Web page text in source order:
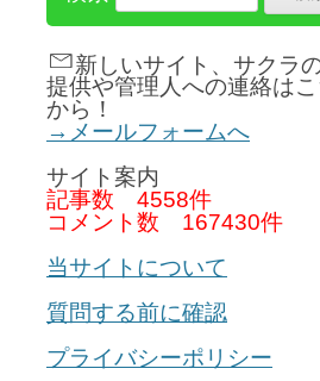
新しいサイト、サクラ
提供や管理人への連絡はこ
から！
→メールフォームへ
サイト案内
記事数 4558件
コメント数 167430件
当サイトについて
質問する前に確認
プライバシーポリシー